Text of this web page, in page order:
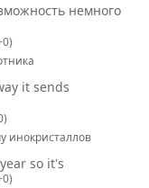
немного
it sends
инокристаллов
so it's